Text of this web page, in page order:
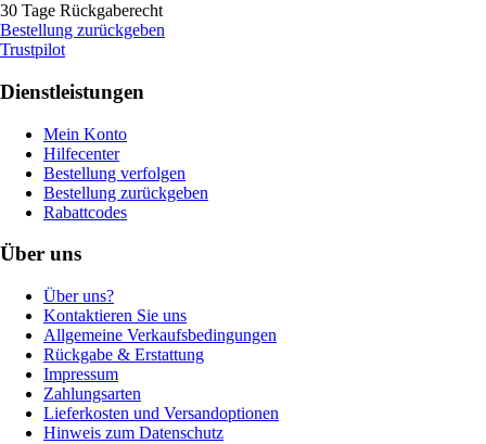
30 Tage Rückgaberecht
Bestellung zurückgeben
Trustpilot
Dienstleistungen
Mein Konto
Hilfecenter
Bestellung verfolgen
Bestellung zurückgeben
Rabattcodes
Über uns
Über uns?
Kontaktieren Sie uns
Allgemeine Verkaufsbedingungen
Rückgabe & Erstattung
Impressum
Zahlungsarten
Lieferkosten und Versandoptionen
Hinweis zum Datenschutz